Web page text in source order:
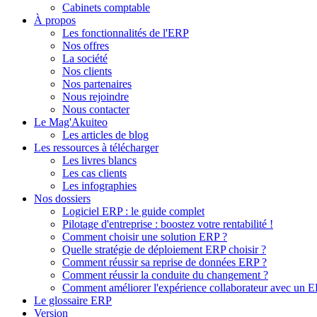
Cabinets comptable
À propos
Les fonctionnalités de l'ERP
Nos offres
La société
Nos clients
Nos partenaires
Nous rejoindre
Nous contacter
Le Mag'Akuiteo
Les articles de blog
Les ressources à télécharger
Les livres blancs
Les cas clients
Les infographies
Nos dossiers
Logiciel ERP : le guide complet
Pilotage d'entreprise : boostez votre rentabilité !
Comment choisir une solution ERP ?
Quelle stratégie de déploiement ERP choisir ?
Comment réussir sa reprise de données ERP ?
Comment réussir la conduite du changement ?
Comment améliorer l'expérience collaborateur avec un
Le glossaire ERP
Version